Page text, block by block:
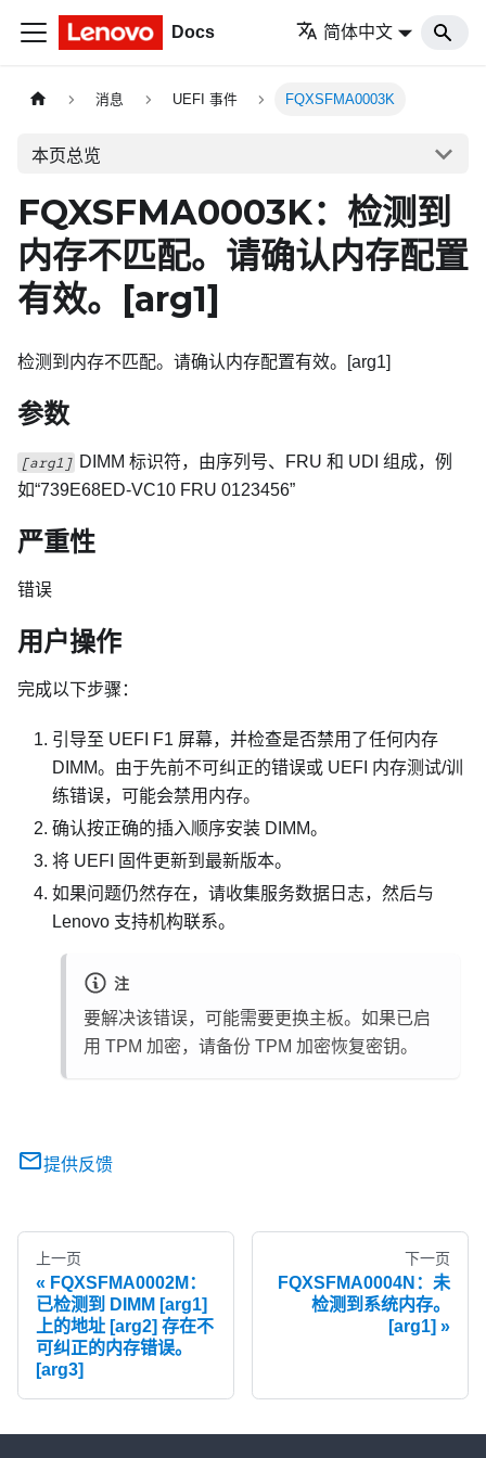
Docs 简体中文
消息 UEFI 事件 FQXSFMA0003K
本页总览
FQXSFMA0003K：检测到
内存不匹配。请确认内存配置
有效。 [arg1]
检测到内存不匹配。请确认内存配置有效。[arg1]
参数
[arg1] DIMM 标识符，由序列号、FRU 和 UDI 组成，例
如“739E68ED-VC10 FRU 0123456”
严重性
错误
用户操作
完成以下步骤：
引导至 UEFI F1 屏幕，并检查是否禁用了任何内存
DIMM。由于先前不可纠正的错误或 UEFI 内存测试/训
练错误，可能会禁用内存。
确认按正确的插入顺序安装 DIMM。
将 UEFI 固件更新到最新版本。
如果问题仍然存在，请收集服务数据日志，然后与
Lenovo 支持机构联系。
注
要解决该错误，可能需要更换主板。如果已启
用 TPM 加密，请备份 TPM 加密恢复密钥。
提供反馈
上一页
FQXSFMA0002M：
已检测到 DIMM [arg1]
上的地址 [arg2] 存在不
可纠正的内存错误。
[arg3]
下一页
FQXSFMA0004N：未
检测到系统内存。
[arg1]